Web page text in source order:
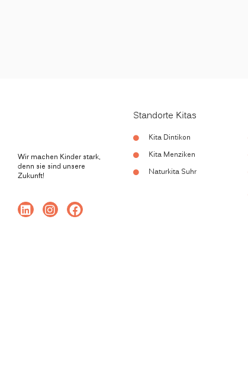
Wir machen Kinder stark,
denn sie sind unsere
Zukunft!
Standorte Kitas
Kita Dintikon
Kita Menziken
Naturkita Suhr